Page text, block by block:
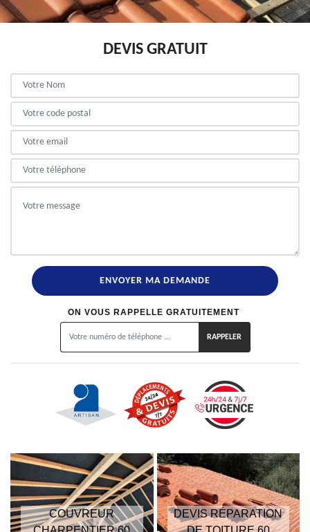
DEVIS GRATUIT
ON VOUS RAPPELLE GRATUITEMENT
COUVREUR
DEVIS RÉPARATION